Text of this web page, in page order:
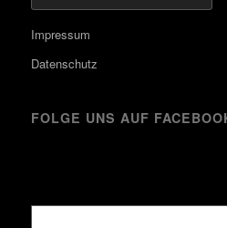
Impressum
Datenschutz
FOLGE UNS AUF